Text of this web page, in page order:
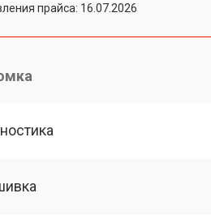
прайса: 16.07.2026